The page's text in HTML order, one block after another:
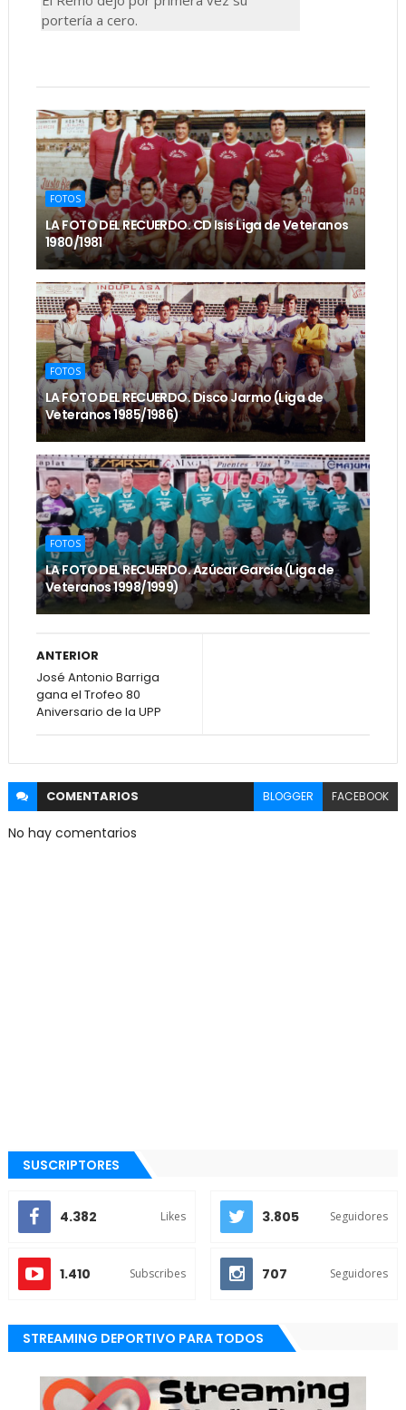
portería a cero.
FOTOS
LA FOTO DEL RECUERDO. CD Isis Liga de Veteranos
1980/1981
FOTOS
LA FOTO DEL RECUERDO. Disco Jarmo (Liga de
Veteranos 1985/1986)
FOTOS
LA FOTO DEL RECUERDO. Azúcar García (Liga de
Veteranos 1998/1999)
ANTERIOR
José Antonio Barriga
gana el Trofeo 80
Aniversario de la UPP
COMENTARIOS BLOGGER FACEBOOK
No hay comentarios
SUSCRIPTORES
4.382 Likes 3.805 Seguidores
1.410 Subscribes 707 Seguidores
STREAMING DEPORTIVO PARA TODOS